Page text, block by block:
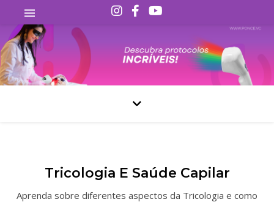
Tricologia E Saúde Capilar
Aprenda sobre diferentes aspectos da Tricologia e como